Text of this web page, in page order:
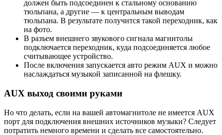
должен быть подсоединен к стальному основанию
тюльпана, а другие — к центральным выводам
тюльпана. В результате получится такой переходник, как
на фото.
В разъем внешнего звукового сигнала магнитолы
подключается переходник, куда подсоединяется любое
считывающее устройство.
После включения запускается авто режим AUX и можно
наслаждаться музыкой записанной на флешку.
AUX выход своими руками
Но что делать, если на вашей автомагнитоле не имеется AUX
порт для подключения внешних источников музыки? Следует
потратить немного времени и сделать все самостоятельно.